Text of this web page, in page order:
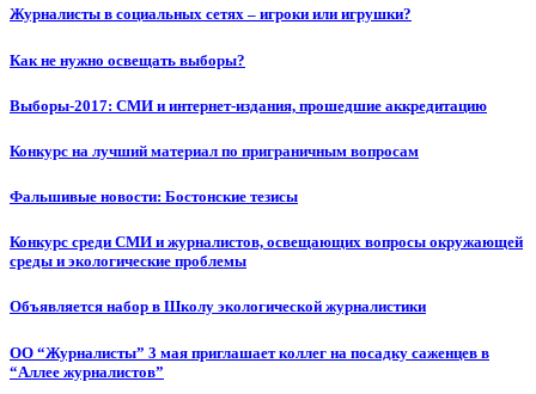
Журналисты в социальных сетях – игроки или игрушки?
Как не нужно освещать выборы?
Выборы-2017: СМИ и интернет-издания, прошедшие аккредитацию
Конкурс на лучший материал по приграничным вопросам
Фальшивые новости: Бостонские тезисы
Конкурс среди СМИ и журналистов, освещающих вопросы окружающей
среды и экологические проблемы
Объявляется набор в Школу экологической журналистики
ОО “Журналисты” 3 мая приглашает коллег на посадку саженцев в
“Аллее журналистов”